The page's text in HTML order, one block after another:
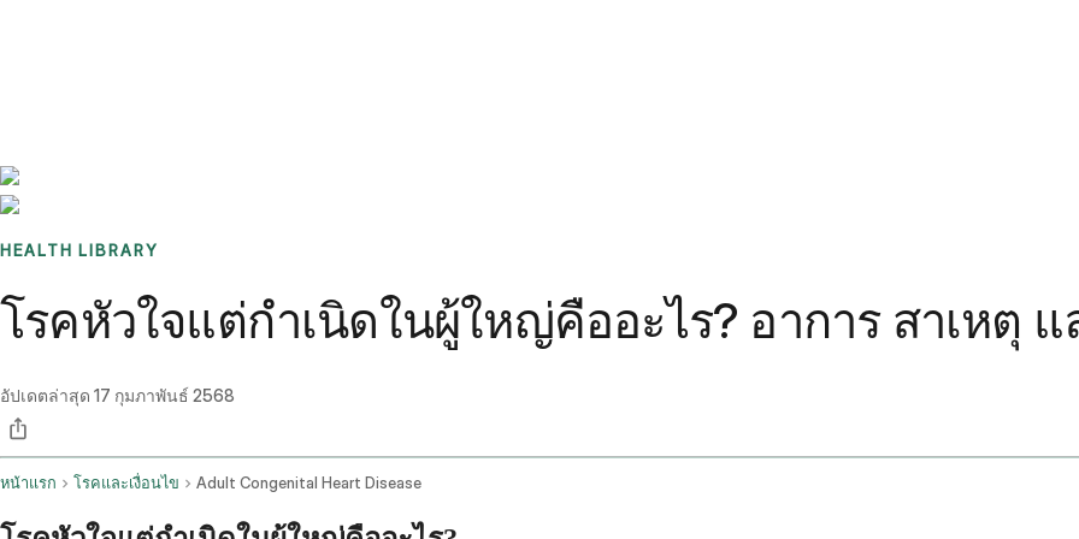
HEALTH LIBRARY
โรคหัวใจแต่กำเนิดในผู้ใหญ่คืออะไร? อาการ สาเหตุ แ
อัปเดตล่าสุด 17 กุมภาพันธ์ 2568
หน้าแรก โรคและเงื่อนไข Adult Congenital Heart Disease